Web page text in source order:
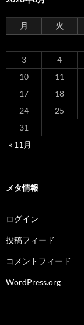
月 火
3
4
10
11
17
18
24
25
31
« 11月
メタ情報
ログイン
投稿フィード
コメントフィード
WordPress.org